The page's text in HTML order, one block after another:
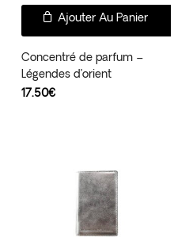
Ajouter Au Panier
Concentré de parfum –
Légendes d’orient
17.50€